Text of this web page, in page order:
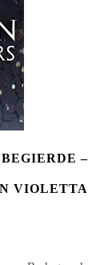
–
VIOLETTA